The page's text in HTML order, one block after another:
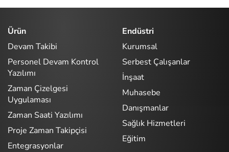
Ürün
Devam Takibi
Personel Devam Kontrol
Yazılımı
Zaman Çizelgesi
Uygulaması
Zaman Saati Yazılımı
Proje Zaman Takipçisi
Entegrasyonlar
Endüstri
Kurumsal
Serbest Çalışanlar
İnşaat
Muhasebe
Danışmanlar
Sağlık Hizmetleri
Eğitim